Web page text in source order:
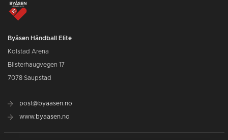
Byåsen Håndball Elite
Kolstad Arena
Blisterhaugvegen 17
7078 Saupstad
post@byaasen.no
www.byaasen.no